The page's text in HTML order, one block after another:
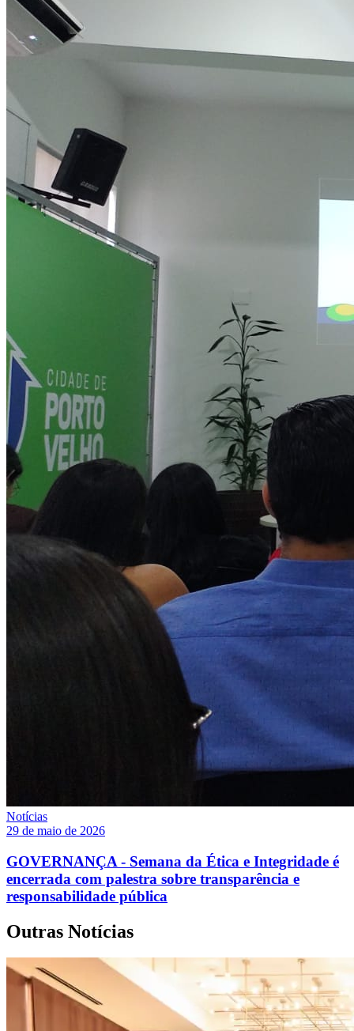
Notícias
29 de maio de 2026
GOVERNANÇA - Semana da Ética e Integridade é
encerrada com palestra sobre transparência e
responsabilidade pública
Outras Notícias